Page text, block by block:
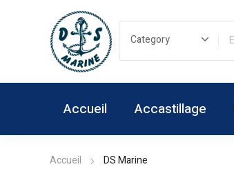
Accueil Accastillage
Accueil DS Marine